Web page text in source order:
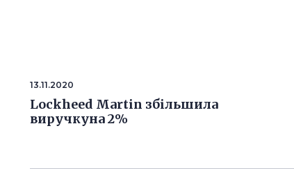
13.11.2020
Lockheed Martin збільшила
виручкуна 2%